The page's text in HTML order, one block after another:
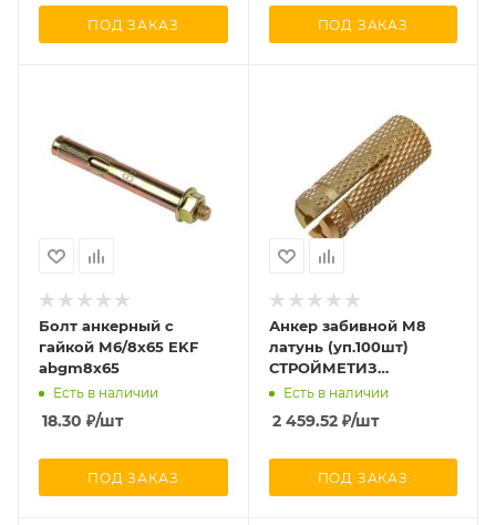
ПОД ЗАКАЗ ПОД ЗАКАЗ
Болт анкерный с
гайкой М6/8х65 EKF
abgm8x65
Есть в наличии
18.30 ₽/шт
ПОД ЗАКАЗ
Анкер забивной М8
латунь (уп.100шт)
СТРОЙМЕТИЗ
UTORM9689212
Есть в наличии
2 459.52₽/шт
ПОД ЗАКАЗ